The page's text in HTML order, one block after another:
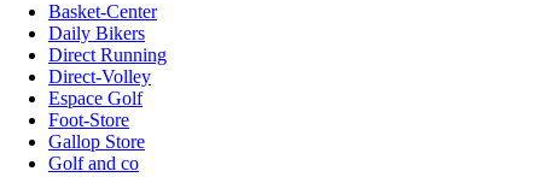
Basket-Center
Daily Bikers
Direct Running
Direct-Volley
Espace Golf
Foot-Store
Gallop Store
Golf and co